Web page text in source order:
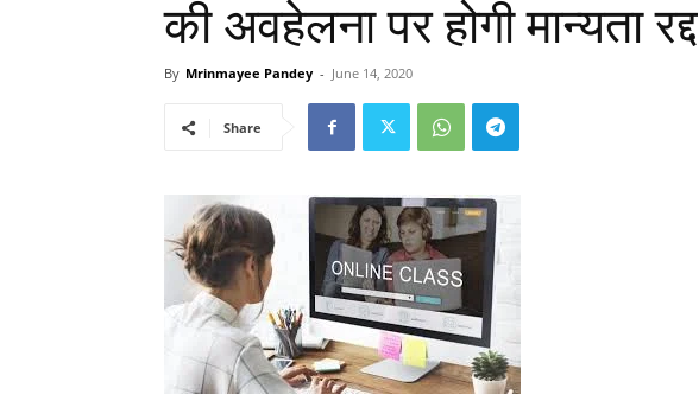
की अवहेलना पर होगी मान्यता रद्द
By Mrinmayee Pandey - June 14, 2020
Share